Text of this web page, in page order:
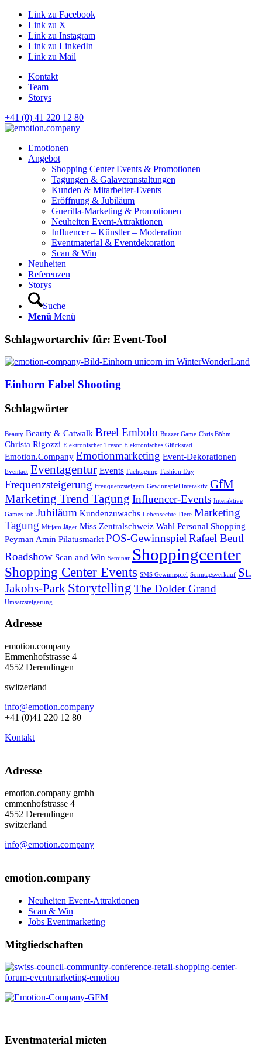
Link zu Facebook
Link zu X
Link zu Instagram
Link zu LinkedIn
Link zu Mail
Kontakt
Team
Storys
+41 (0) 41 220 12 80
Hauptnavigation
Emotionen
Angebot
Shopping Center Events & Promotionen
Tagungen & Galaveranstaltungen
Kunden & Mitarbeiter-Events
Eröffnung & Jubiläum
Guerilla-Marketing & Promotionen
Neuheiten Event-Attraktionen
Influencer – Künstler – Moderation
Eventmaterial & Eventdekoration
Scan & Win
Neuheiten
Referenzen
Storys
Suche
Menü Menü
Schlagwortarchiv für: Event-Tool
Einhorn Fabel Shooting
Schlagwörter
Beauty Beauty & Catwalk Breel Embolo Buzzer Game Chris Böhm
Christa Rigozzi Elektronischer Tresor Elektronisches Glücksrad
Emotion.Company Emotionmarketing Event-Dekorationen
Eventact Eventagentur Events Fachtagung Fashion Day
Frequenzsteigerung Freuquenzsteigern Gewinnspiel interaktiv GfM
Marketing Trend Tagung Influencer-Events Interaktive
Games job Jubiläum Kundenzuwachs Lebensechte Tiere Marketing
Tagung Mirjam Jäger Miss Zentralschweiz Wahl Personal Shopping
Peyman Amin Pilatusmarkt POS-Gewinnspiel Rafael Beutl
Roadshow Scan and Win Seminar Shoppingcenter
Shopping Center Events SMS Gewinnspiel Sonntagsverkauf St.
Jakobs-Park Storytelling The Dolder Grand
Umsatzsteigerung
Adresse
emotion.company
Emmenhofstrasse 4
4552 Derendingen
switzerland
info@emotion.company
+41 (0)41 220 12 80
Kontakt
Adresse
emotion.company gmbh
emmenhofstrasse 4
4552 Derendingen
switzerland
info@emotion.company
emotion.company
Neuheiten Event-Attraktionen
Scan & Win
Jobs Eventmarketing
Mitgliedschaften
Eventmaterial mieten